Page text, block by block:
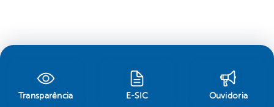
Transparência E-SIC Ouvidoria